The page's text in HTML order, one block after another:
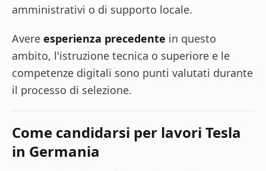
amministrativi o di supporto locale.
Avere esperienza precedente in questo
ambito, l'istruzione tecnica o superiore e le
competenze digitali sono punti valutati durante
il processo di selezione.
Come candidarsi per lavori Tesla
in Germania